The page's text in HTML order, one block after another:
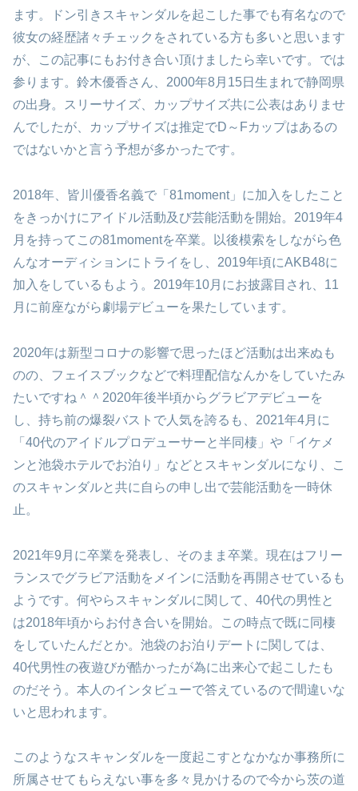
ます。ドン引きスキャンダルを起こした事でも有名なので
彼女の経歴諸々チェックをされている方も多いと思います
が、この記事にもお付き合い頂けましたら幸いです。では
参ります。鈴木優香さん、2000年8月15日生まれで静岡県
の出身。スリーサイズ、カップサイズ共に公表はありませ
んでしたが、カップサイズは推定でD～Fカップはあるの
ではないかと言う予想が多かったです。
2018年、皆川優香名義で「81moment」に加入をしたこと
をきっかけにアイドル活動及び芸能活動を開始。2019年4
月を持ってこの81momentを卒業。以後模索をしながら色
んなオーディションにトライをし、2019年頃にAKB48に
加入をしているもよう。2019年10月にお披露目され、11
月に前座ながら劇場デビューを果たしています。
2020年は新型コロナの影響で思ったほど活動は出来ぬも
のの、フェイスブックなどで料理配信なんかをしていたみ
たいですね＾＾2020年後半頃からグラビアデビューを
し、持ち前の爆裂バストで人気を誇るも、2021年4月に
「40代のアイドルプロデューサーと半同棲」や「イケメ
ンと池袋ホテルでお泊り」などとスキャンダルになり、こ
のスキャンダルと共に自らの申し出で芸能活動を一時休
止。
2021年9月に卒業を発表し、そのまま卒業。現在はフリー
ランスでグラビア活動をメインに活動を再開させているも
ようです。何やらスキャンダルに関して、40代の男性と
は2018年頃からお付き合いを開始。この時点で既に同棲
をしていたんだとか。池袋のお泊りデートに関しては、
40代男性の夜遊びが酷かったが為に出来心で起こしたも
のだそう。本人のインタビューで答えているので間違いな
いと思われます。
このようなスキャンダルを一度起こすとなかなか事務所に
所属させてもらえない事を多々見かけるので今から茨の道